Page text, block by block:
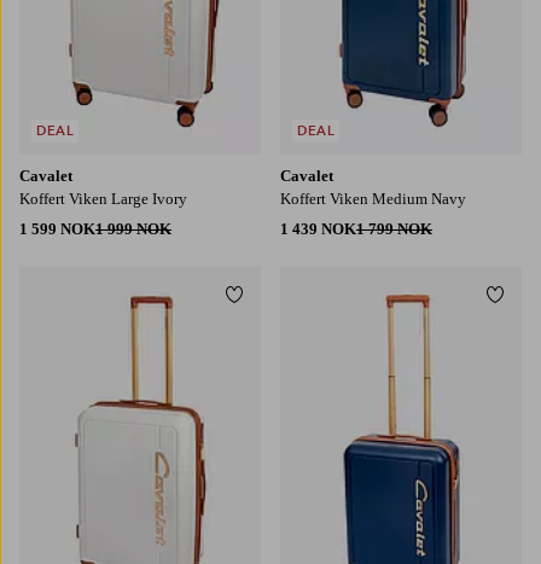
Cavalet
Koffert Viken Large Ivory
1 599 NOK1 999 NOK
DEAL
Cavalet
Koffert Viken Medium Navy
1 439 NOK1 799 NOK
DEAL
Legg til favoritter